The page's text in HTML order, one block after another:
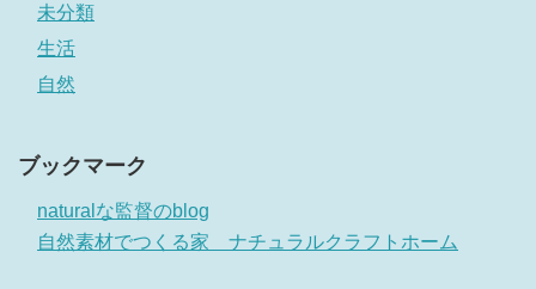
未分類
生活
自然
ブックマーク
naturalな監督のblog
自然素材でつくる家 ナチュラルクラフトホーム